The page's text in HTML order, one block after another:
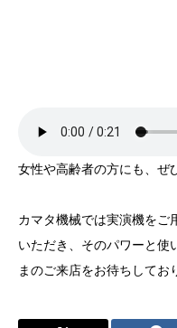
女性や高齢者の方にも、ぜ
カマタ機械では実演機をご
いただき、そのパワーと使
まのご来店をお待ちしてお